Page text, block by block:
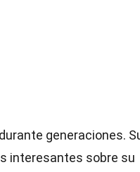
generaciones.
interesantes sobre su